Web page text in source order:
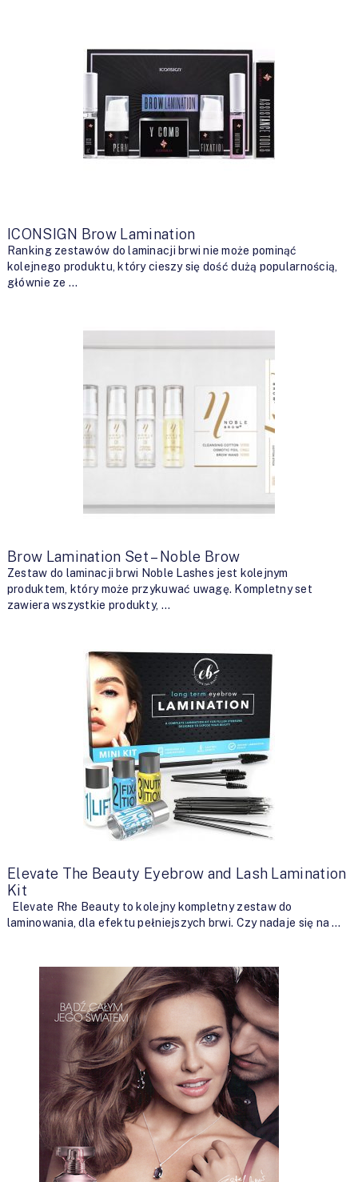
ICONSIGN Brow Lamination
Ranking zestawów do laminacji brwi nie może pominąć
kolejnego produktu, który cieszy się dość dużą popularnością,
głównie ze …
Brow Lamination Set – Noble Brow
Zestaw do laminacji brwi Noble Lashes jest kolejnym
produktem, który może przykuwać uwagę. Kompletny set
zawiera wszystkie produkty, …
Elevate The Beauty Eyebrow and Lash Lamination
Kit
Elevate Rhe Beauty to kolejny kompletny zestaw do
laminowania, dla efektu pełniejszych brwi. Czy nadaje się na …